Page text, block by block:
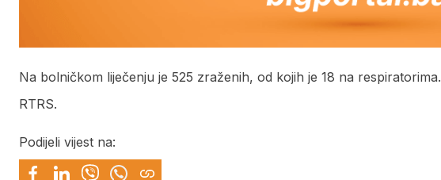
Na bolničkom liječenju je 525 zraženih, od kojih je 18 na respiratorima.
RTRS.
Podijeli vijest na: